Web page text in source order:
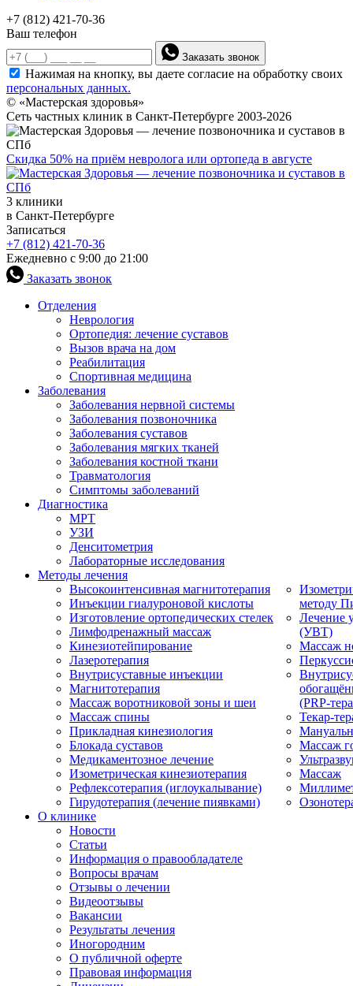
+7 (812) 421-70-36
Ваш телефон
Заказать звонок
Нажимая на кнопку, вы даете согласие на обработку своих
персональных данных.
© «Мастерская здоровья»
Сеть частных клиник в Санкт-Петербурге 2003-2026
Скидка 50% на приём невролога или ортопеда в августе
3 клиники
в Санкт-Петербурге
Записаться
+7 (812) 421-70-36
Ежедневно с 9:00 до 21:00
Заказать звонок
Отделения
Неврология
Ортопедия: лечение суставов
Вызов врача на дом
Реабилитация
Спортивная медицина
Заболевания
Заболевания нервной системы
Заболевания позвоночника
Заболевания суставов
Заболевания мягких тканей
Заболевания костной ткани
Травматология
Симптомы заболеваний
Диагностика
МРТ
УЗИ
Денситометрия
Лабораторные исследования
Методы лечения
Высокоинтенсивная магнитотерапия
Инъекции гиалуроновой кислоты
Изготовление ортопедических стелек
Лимфодренажный массаж
Кинезиотейпирование
Лазеротерапия
Внутрисуставные инъекции
Магнитотерапия
Массаж воротниковой зоны и шеи
Массаж спины
Прикладная кинезиология
Блокада суставов
Медикаментозное лечение
Изометрическая кинезиотерапия
Рефлексотерапия (иглоукалывание)
Гирудотерапия (лечение пиявками)
методу
Лечение
(УВТ)
Массаж
(PRP-
Текар-
Массаж
Массаж
О клинике
Новости
Статьи
Информация о правообладателе
Вопросы врачам
Отзывы о лечении
Видеоотзывы
Вакансии
Результаты лечения
Иногородним
О публичной оферте
Правовая информация